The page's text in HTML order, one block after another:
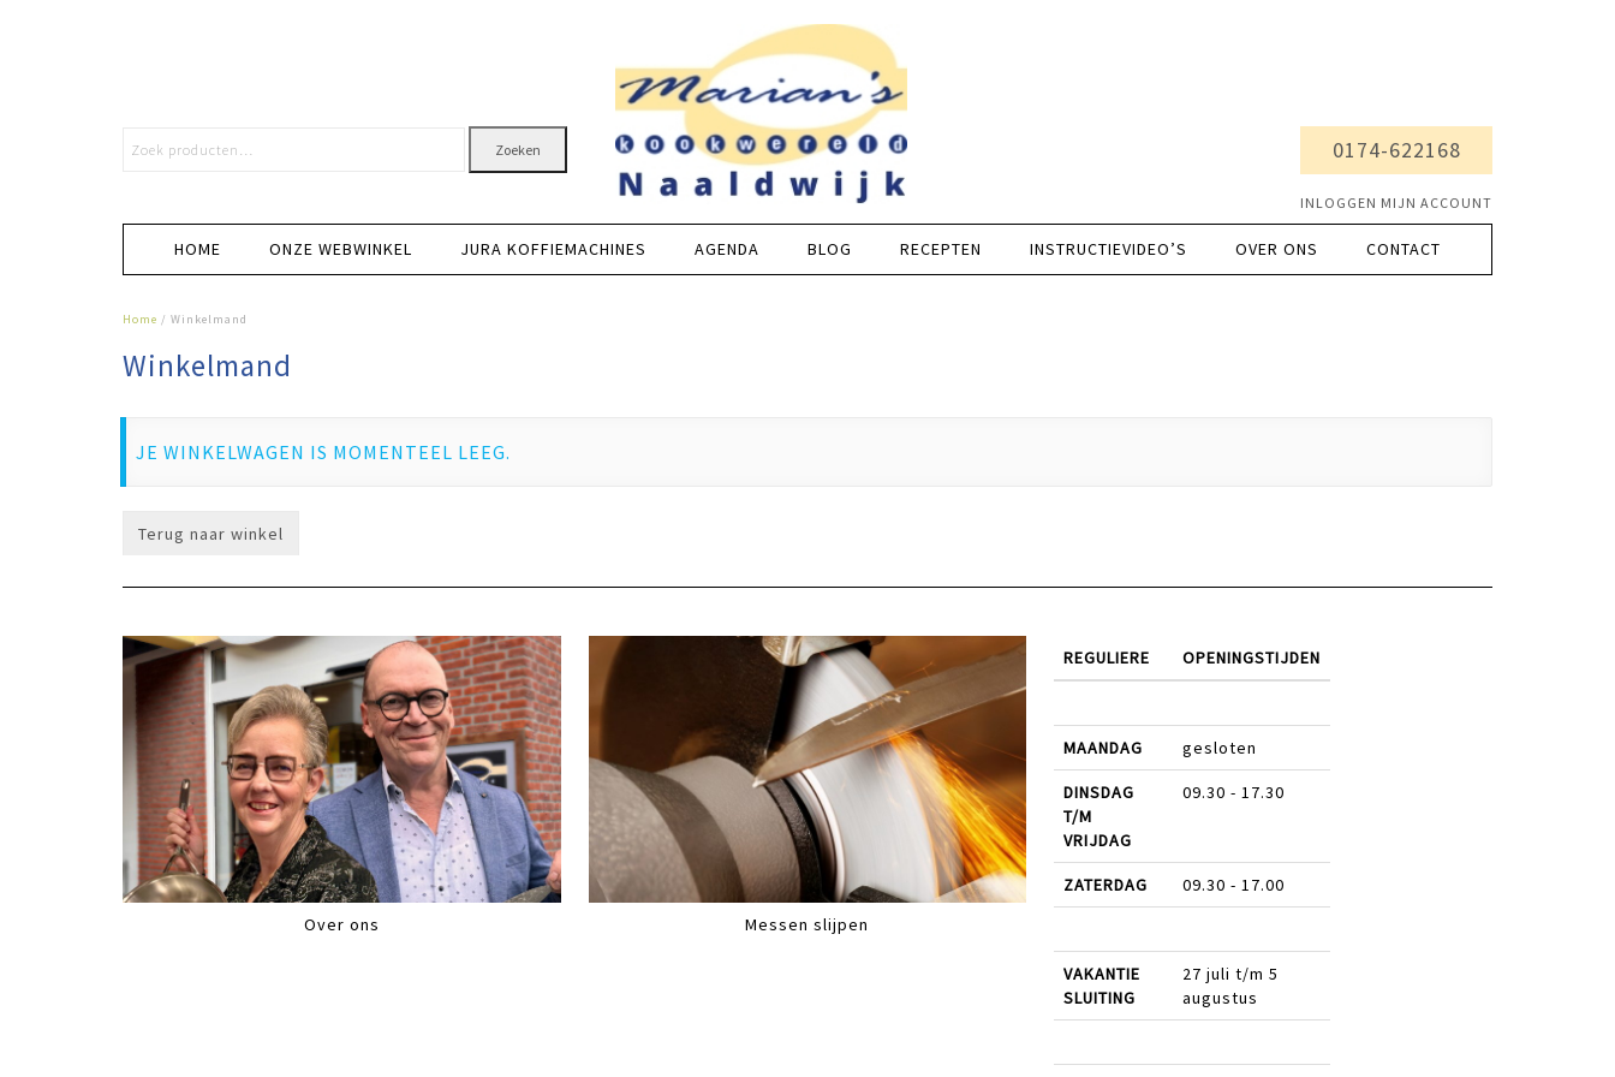
Zoeken 0174-622168
INLOGGEN MIJN ACCOUNT
HOME ONZE WEBWINKEL JURA KOFFIEMACHINES AGENDA BLOG RECEPTEN INSTRUCTIEVIDEO’S OVER ONS CONTACT
Home / Winkelmand
Winkelmand
JE WINKELWAGEN IS MOMENTEEL LEEG.
Terug naar winkel
Over ons Messen slijpen
REGULIERE OPENINGSTIJDEN
MAANDAG gesloten
DINSDAG
T/M
VRIJDAG
09.30 - 17.30
ZATERDAG 09.30 - 17.00
VAKANTIE
SLUITING
27 juli t/m 5
augustus